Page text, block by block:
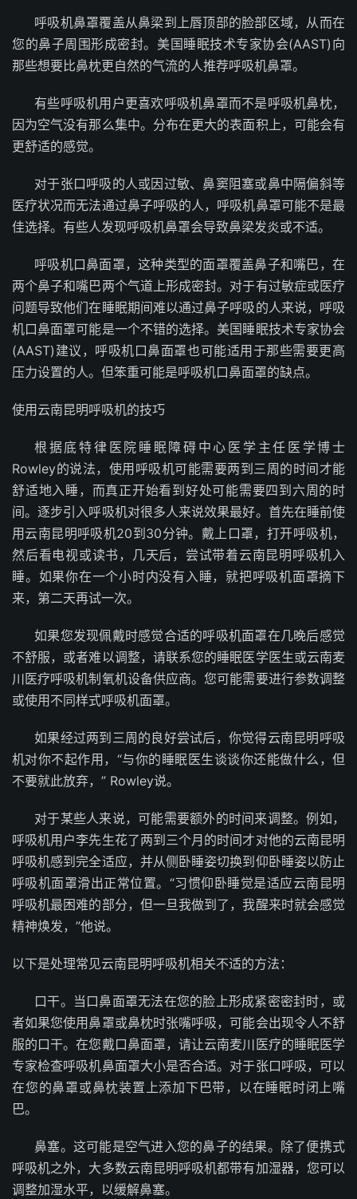
呼吸机鼻罩覆盖从鼻梁到上唇顶部的脸部区域，从而在
您的鼻子周围形成密封。美国睡眠技术专家协会(AAST)向
那些想要比鼻枕更自然的气流的人推荐呼吸机鼻罩。
有些呼吸机用户更喜欢呼吸机鼻罩而不是呼吸机鼻枕，
因为空气没有那么集中。分布在更大的表面积上，可能会有
更舒适的感觉。
对于张口呼吸的人或因过敏、鼻窦阻塞或鼻中隔偏斜等
医疗状况而无法通过鼻子呼吸的人，呼吸机鼻罩可能不是最
佳选择。有些人发现呼吸机鼻罩会导致鼻梁发炎或不适。
呼吸机口鼻面罩，这种类型的面罩覆盖鼻子和嘴巴，在
两个鼻子和嘴巴两个气道上形成密封。对于有过敏症或医疗
问题导致他们在睡眠期间难以通过鼻子呼吸的人来说，呼吸
机口鼻面罩可能是一个不错的选择。美国睡眠技术专家协会
(AAST)建议，呼吸机口鼻面罩也可能适用于那些需要更高
压力设置的人。但笨重可能是呼吸机口鼻面罩的缺点。
使用云南昆明呼吸机的技巧
根据底特律医院睡眠障碍中心医学主任医学博士
Rowley的说法，使用呼吸机可能需要两到三周的时间才能
舒适地入睡，而真正开始看到好处可能需要四到六周的时
间。逐步引入呼吸机对很多人来说效果最好。首先在睡前使
用云南昆明呼吸机20到30分钟。戴上口罩，打开呼吸机，
然后看电视或读书，几天后，尝试带着云南昆明呼吸机入
睡。如果你在一个小时内没有入睡，就把呼吸机面罩摘下
来，第二天再试一次。
如果您发现佩戴时感觉合适的呼吸机面罩在几晚后感觉
不舒服，或者难以调整，请联系您的睡眠医学医生或云南麦
川医疗呼吸机制氧机设备供应商。您可能需要进行参数调整
或使用不同样式呼吸机面罩。
如果经过两到三周的良好尝试后，你觉得云南昆明呼吸
机对你不起作用，“与你的睡眠医生谈谈你还能做什么，但
不要就此放弃，” Rowley说。
对于某些人来说，可能需要额外的时间来调整。例如，
呼吸机用户李先生花了两到三个月的时间才对他的云南昆明
呼吸机感到完全适应，并从侧卧睡姿切换到仰卧睡姿以防止
呼吸机面罩滑出正常位置。“习惯仰卧睡觉是适应云南昆明
呼吸机最困难的部分，但一旦我做到了，我醒来时就会感觉
精神焕发，”他说。
以下是处理常见云南昆明呼吸机相关不适的方法：
口干。当口鼻面罩无法在您的脸上形成紧密密封时，或
者如果您使用鼻罩或鼻枕时张嘴呼吸，可能会出现令人不舒
服的口干。在您戴口鼻面罩，请让云南麦川医疗的睡眠医学
专家检查呼吸机鼻面罩大小是否合适。对于张口呼吸，可以
在您的鼻罩或鼻枕装置上添加下巴带，以在睡眠时闭上嘴
巴。
鼻塞。这可能是空气进入您的鼻子的结果。除了便携式
呼吸机之外，大多数云南昆明呼吸机都带有加湿器，您可以
调整加湿水平，以缓解鼻塞。